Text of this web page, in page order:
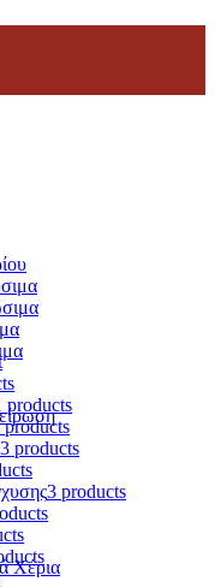
Χέρια
products
products
products
3 products